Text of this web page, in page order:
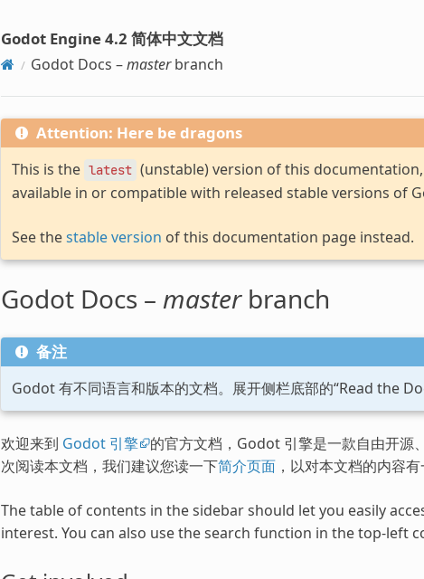
Godot Engine 4.2 简体中文文档
Godot Docs –masterbranch
Attention: Here be dragons
This is the latest (unstable) version of this
available in or compatible with released stable versions of
See thestable version of this documentation page instead.
Godot Docs – masterbranch
备注
Godot 有不同语言和版本的文档。展开侧栏底部的“Read the
欢迎来到 Godot 引擎 的官方文档，Godot 引擎是一款自由开源
次阅读本文档，我们建议您读一下简介页面，以对本文档的内容有
The table of contents in the sidebar should let you easily
interest. You can also use the search function in the top-left